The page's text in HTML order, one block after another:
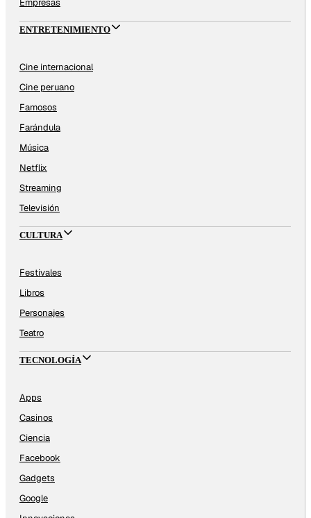
Empresas
ENTRETENIMIENTO
Cine internacional
Cine peruano
Famosos
Farándula
Música
Netflix
Streaming
Televisión
CULTURA
Festivales
Libros
Personajes
Teatro
TECNOLOGÍA
Apps
Casinos
Ciencia
Facebook
Gadgets
Google